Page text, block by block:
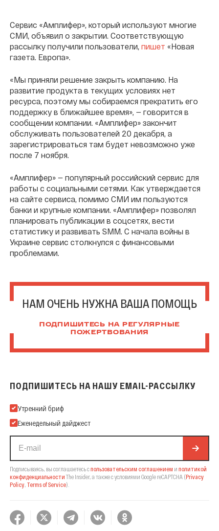
Сервис «Амплифер», который используют многие
СМИ, объявил о закрытии. Соответствующую
рассылку получили пользователи, пишет «Новая
газета. Европа».
«Мы приняли решение закрыть компанию. На
развитие продукта в текущих условиях нет
ресурса, поэтому мы собираемся прекратить его
поддержку в ближайшее время», — говорится в
сообщении компании. «Амплифер» закончит
обслуживать пользователей 20 декабря, а
зарегистрироваться там будет невозможно уже
после 7 ноября.
«Амплифер» — популярный российский сервис для
работы с социальными сетями. Как утверждается
на сайте сервиса, помимо СМИ им пользуются
банки и крупные компании. «Амплифер» позволял
планировать публикации в соцсетях, вести
статистику и развивать SMM. С начала войны в
Украине сервис столкнулся с финансовыми
проблемами.
НАМ ОЧЕНЬ НУЖНА ВАША ПОМОЩЬ
ПОДПИШИТЕСЬ НА РЕГУЛЯРНЫЕ
ПОЖЕРТВОВАНИЯ
ПОДПИШИТЕСЬ НА НАШУ EMAIL-РАССЫЛКУ
Подпишитесь на нашу Email-рассылку
Утренний бриф
Еженедельный дайджест
Подписываясь, вы соглашаетесь спользовательским соглашением и политикой
конфиденциальности The Insider, а также с условиями Google reCAPTCHA (Privacy
Policy, Terms of Service).